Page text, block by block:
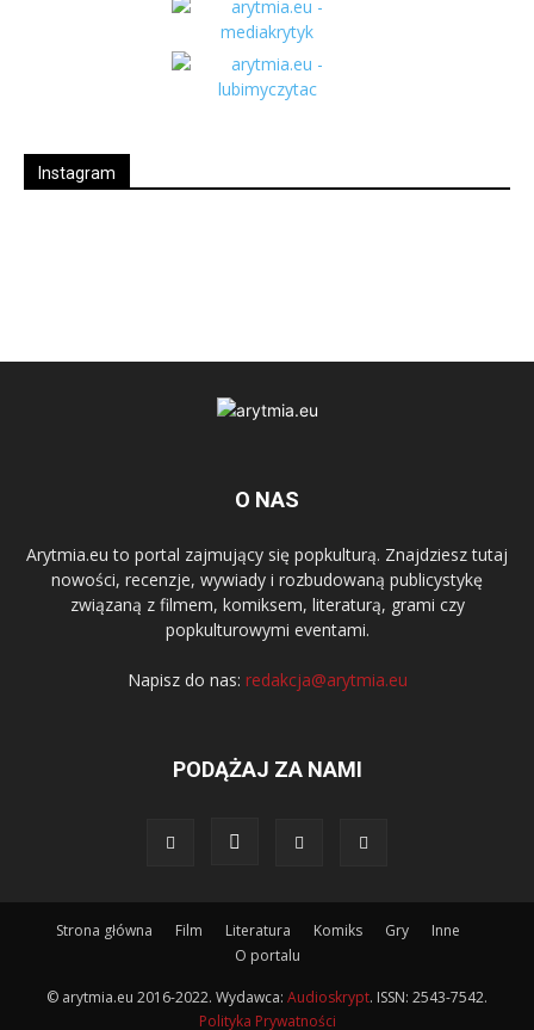
Instagram
O NAS
Arytmia.eu to portal zajmujący się popkulturą. Znajdziesz tutaj
nowości, recenzje, wywiady i rozbudowaną publicystykę
związaną z filmem, komiksem, literaturą, grami czy
popkulturowymi eventami.
Napisz do nas: redakcja@arytmia.eu
PODĄŻAJ ZA NAMI
Strona główna Film Literatura Komiks Gry
Inne
O portalu
© arytmia.eu 2016-2022. Wydawca: Audioskrypt. ISSN: 2543-7542.
Polityka Prywatności